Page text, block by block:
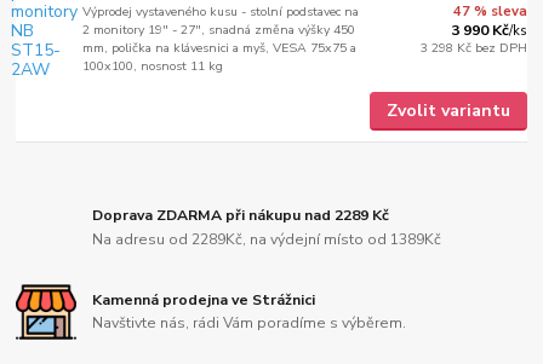
Výprodej vystaveného kusu - stolní podstavec na
2 monitory 19" - 27", snadná změna výšky 450
mm, polička na klávesnici a myš, VESA 75x75 a
100x100, nosnost 11 kg
47 % sleva
3 990 Kč/ks
3 298 Kč bez DPH
Zvolit variantu
Doprava ZDARMA při nákupu nad 2289 Kč
Na adresu od 2289Kč, na výdejní místo od 1389Kč
Kamenná prodejna ve Strážnici
Navštivte nás, rádi Vám poradíme s výběrem.